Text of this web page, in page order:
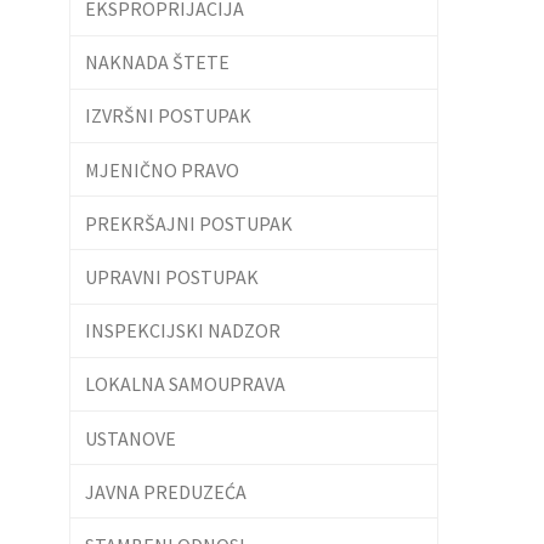
EKSPROPRIJACIJA
NAKNADA ŠTETE
IZVRŠNI POSTUPAK
MJENIČNO PRAVO
PREKRŠAJNI POSTUPAK
UPRAVNI POSTUPAK
INSPEKCIJSKI NADZOR
LOKALNA SAMOUPRAVA
USTANOVE
JAVNA PREDUZEĆA